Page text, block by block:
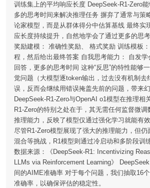
训练集上的平均响应长度 DeepSeek-R1-Zero
多的思考时间来解决推理任务 摒弃了通常与策
论家模型，而是从群体得分中估算基线 最终实
应长度持续提升，自然地学会了通过更多的思
奖励建模： 准确性奖励、 格式奖励 训练模板
程，然后给出最终答案 自我思考能力： 自发
回答，更多的思考时间 这种“反思”的特性能够
觉问题（大模型逐token输出，过去没有机制去
误，反而会继续用错误掩盖先前的问题，带来幻
DeepSeek-R1-Zero与OpenAI o1模型在推理相
R1-Zero的特别之处在于，其无需任何监督微
推理能力，反映了模型仅通过强化学习就能有
尽管R1-Zero模型展现了强大的推理能力，但
混合等挑战，R1模型则通过冷启动和多阶段训
数据来源：《DeepSeek-R1: Incentivizing
LLMs via Reinforcement Learning》
间的AIME准确率 对于每个问题，我们抽取16
准确率，以确保评估的稳定性。